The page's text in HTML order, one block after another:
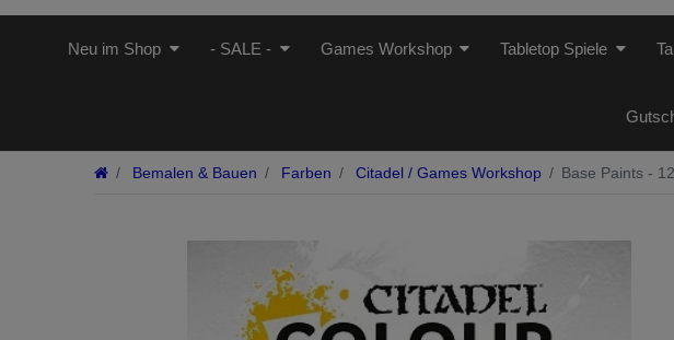
Neu im Shop - SALE - Games Workshop Tabletop Spiele
Bemalen & Bauen Farben Citadel / Games Workshop Base Paints -